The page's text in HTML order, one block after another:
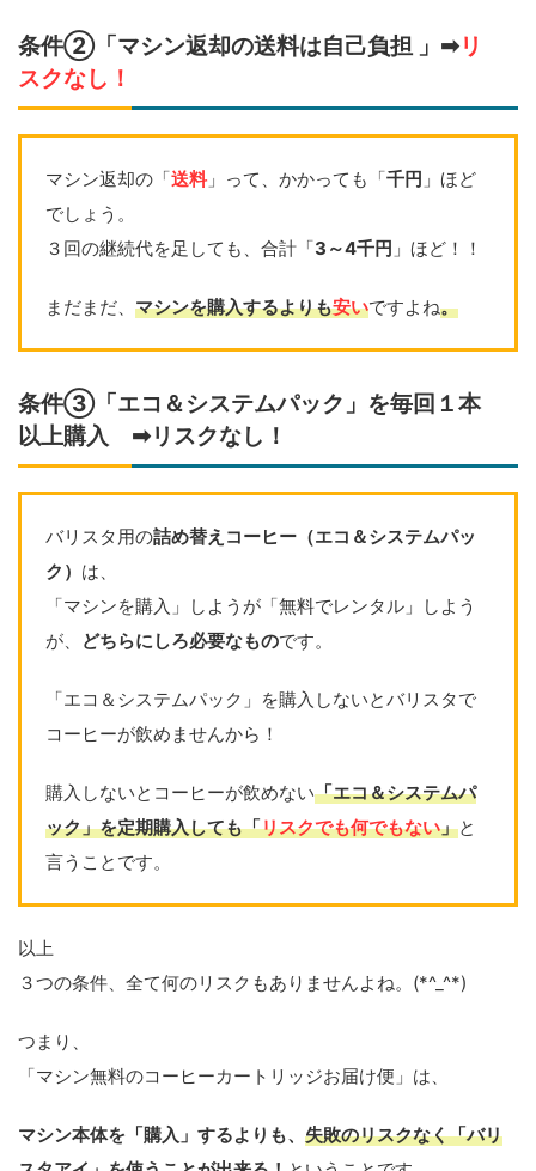
条件②「マシン返却の送料は自己負担 」➡リ
スクなし！
マシン返却の「送料 」って、かかっても「千円 」ほど
でしょう。
３回の継続代を足しても、合計「3～4千円 」ほど！！
まだまだ、 マシンを購入するよりも安いですよね。
条件③「エコ＆システムパック」を毎回１本
以上購入 ➡リスクなし！
バリスタ用の詰め替えコーヒー（エコ＆システムパッ
ク） は、
「マシンを購入」しようが「無料でレンタル」しよう
が、
どちらにしろ必要なものです。
「エコ＆システムパック」を購入しないとバリスタで
コーヒーが飲めませんから！
購入しないとコーヒーが飲めない「エコ＆システムパ
ック」を定期購入しても「リスクでも何でもない」と
言うことです。
以上
３つの条件、全て何のリスクもありませんよね。(*^_^*)
つまり、
「マシン無料のコーヒーカートリッジお届け便」は、
マシン本体を「購入」するよりも、 失敗のリスクなく「バリ